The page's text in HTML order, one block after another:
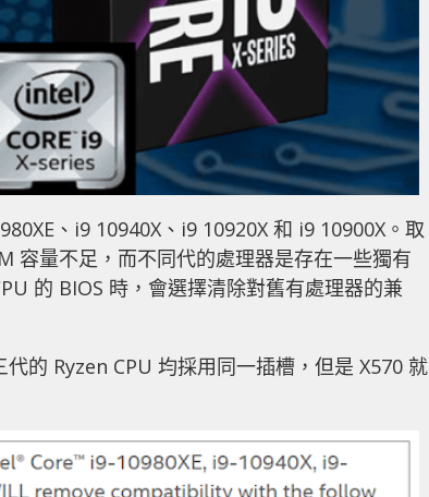
、i9 10940X、i9 10920X 和 i9 10900X。取
容量不足，而不同代的處理器是存在一些獨有
的 BIOS 時，會選擇清除對舊有處理器的兼
的 Ryzen CPU 均採用同一插槽，但是 X570 就